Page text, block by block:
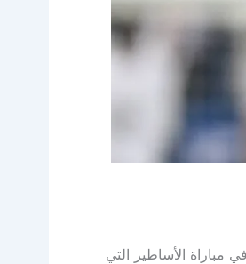
مباراة الأساطير التي